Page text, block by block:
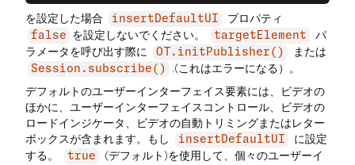
を設定した場合 insertDefaultUI プロパティ
false を設定しないでください。 targetElement
パ
ラメータを呼び出す際に
OT.initPublisher() または
Session.subscribe()
.(これはエラーになる）。
デフォルトのユーザーインターフェイス要素には、ビデオの
ほかに、ユーザーインターフェイスコントロール、ビデオの
ロードインジケータ、ビデオの自動トリミングまたはレター
ボックスが含まれます。もし
insertDefaultUI
に設定
する。
true
(デフォルト)を使用して、個々のユーザーイ